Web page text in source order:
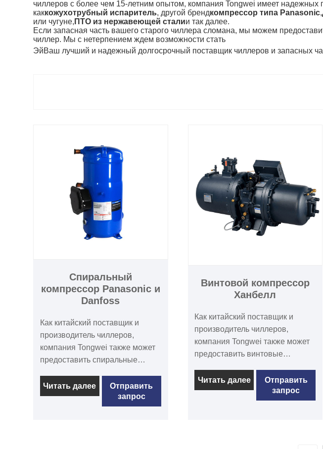
чиллеров с более чем 15-летним опытом, компания Tongwei имеет
каккожухотрубный испаритель, другой брендкомпрессор типа Panasonic,
или чугуне, ПТО из нержавеющей сталии так далее.
Если запасная часть вашего старого чиллера сломана, мы можем
чиллер. Мы с нетерпением ждем возможности стать
ЭйВаш лучший и надежный долгосрочный поставщик чиллеров и запасных
Спиральный
компрессор Panasonic и
Danfoss
Как китайский поставщик и
производитель чиллеров,
компания Tongwei также может
предоставить спиральные
Danfoss. Спиральный
компрессор хладагента
Panasonic серии C-SB/C-SC
Читать далее
Отправить
запрос
Винтовой компрессор
Ханбелл
Как китайский поставщик и
производитель чиллеров,
компания Tongwei также может
предоставить винтовые
RC2. Винтовые компрессоры
для хладагента серии Hanbel
RC2 доступны в различных
Читать далее
Отправить
запрос